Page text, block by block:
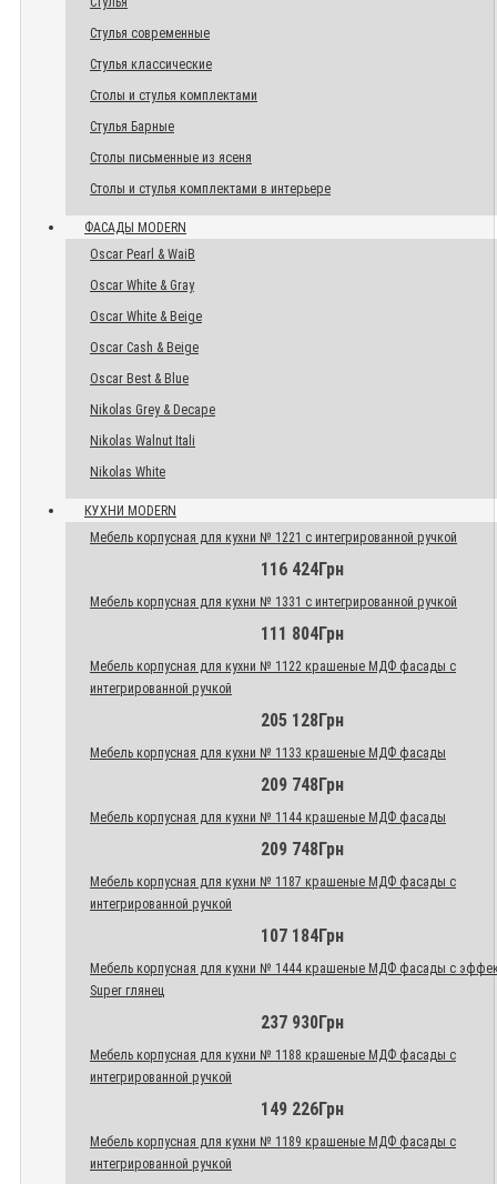
Стулья современные
Стулья классические
Столы и стулья комплектами
Стулья Барные
Столы письменные из ясеня
Столы и стулья комплектами в интерьере
ФАСАДЫ MODERN
Oscar Pearl & WaiB
Oscar White & Gray
Oscar White & Beige
Oscar Cash & Beige
Oscar Best & Blue
Nikolas Grey & Decape
Nikolas Walnut Itali
Nikolas White
КУХНИ MODERN
Мебель корпусная для кухни № 1221 с интегрированной ручкой
116 424Грн
Мебель корпусная для кухни № 1331 с интегрированной ручкой
111 804Грн
Мебель корпусная для кухни № 1122 крашеные МДФ фасады с
интегрированной ручкой
205 128Грн
Мебель корпусная для кухни № 1133 крашеные МДФ фасады
209 748Грн
Мебель корпусная для кухни № 1144 крашеные МДФ фасады
209 748Грн
Мебель корпусная для кухни № 1187 крашеные МДФ фасады с
интегрированной ручкой
107 184Грн
Мебель корпусная для кухни № 1444 крашеные МДФ фасады с
Super глянец
237 930Грн
Мебель корпусная для кухни № 1188 крашеные МДФ фасады с
интегрированной ручкой
149 226Грн
Мебель корпусная для кухни № 1189 крашеные МДФ фасады с
интегрированной ручкой